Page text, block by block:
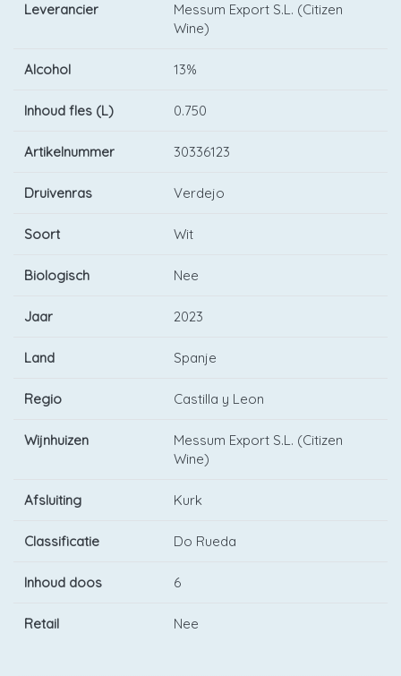
Leverancier
Messum Export S.L. (Citizen
Wine)
Alcohol 13%
Inhoud fles (L) 0.750
Artikelnummer 30336123
Druivenras Verdejo
Soort Wit
Biologisch Nee
Jaar 2023
Land Spanje
Regio Castilla y Leon
Wijnhuizen
Messum Export S.L. (Citizen
Wine)
Afsluiting Kurk
Classificatie Do Rueda
Inhoud doos 6
Retail Nee